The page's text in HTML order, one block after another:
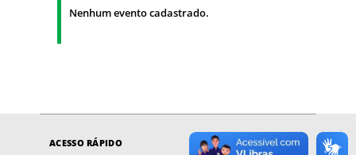
Nenhum evento cadastrado.
ACESSO RÁPIDO